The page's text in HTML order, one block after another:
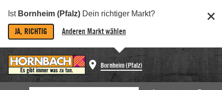
Ist Bornheim (Pfalz) Dein richtiger Markt?
JA, RICHTIG Anderen Markt wählen
Bornheim (Pfalz)